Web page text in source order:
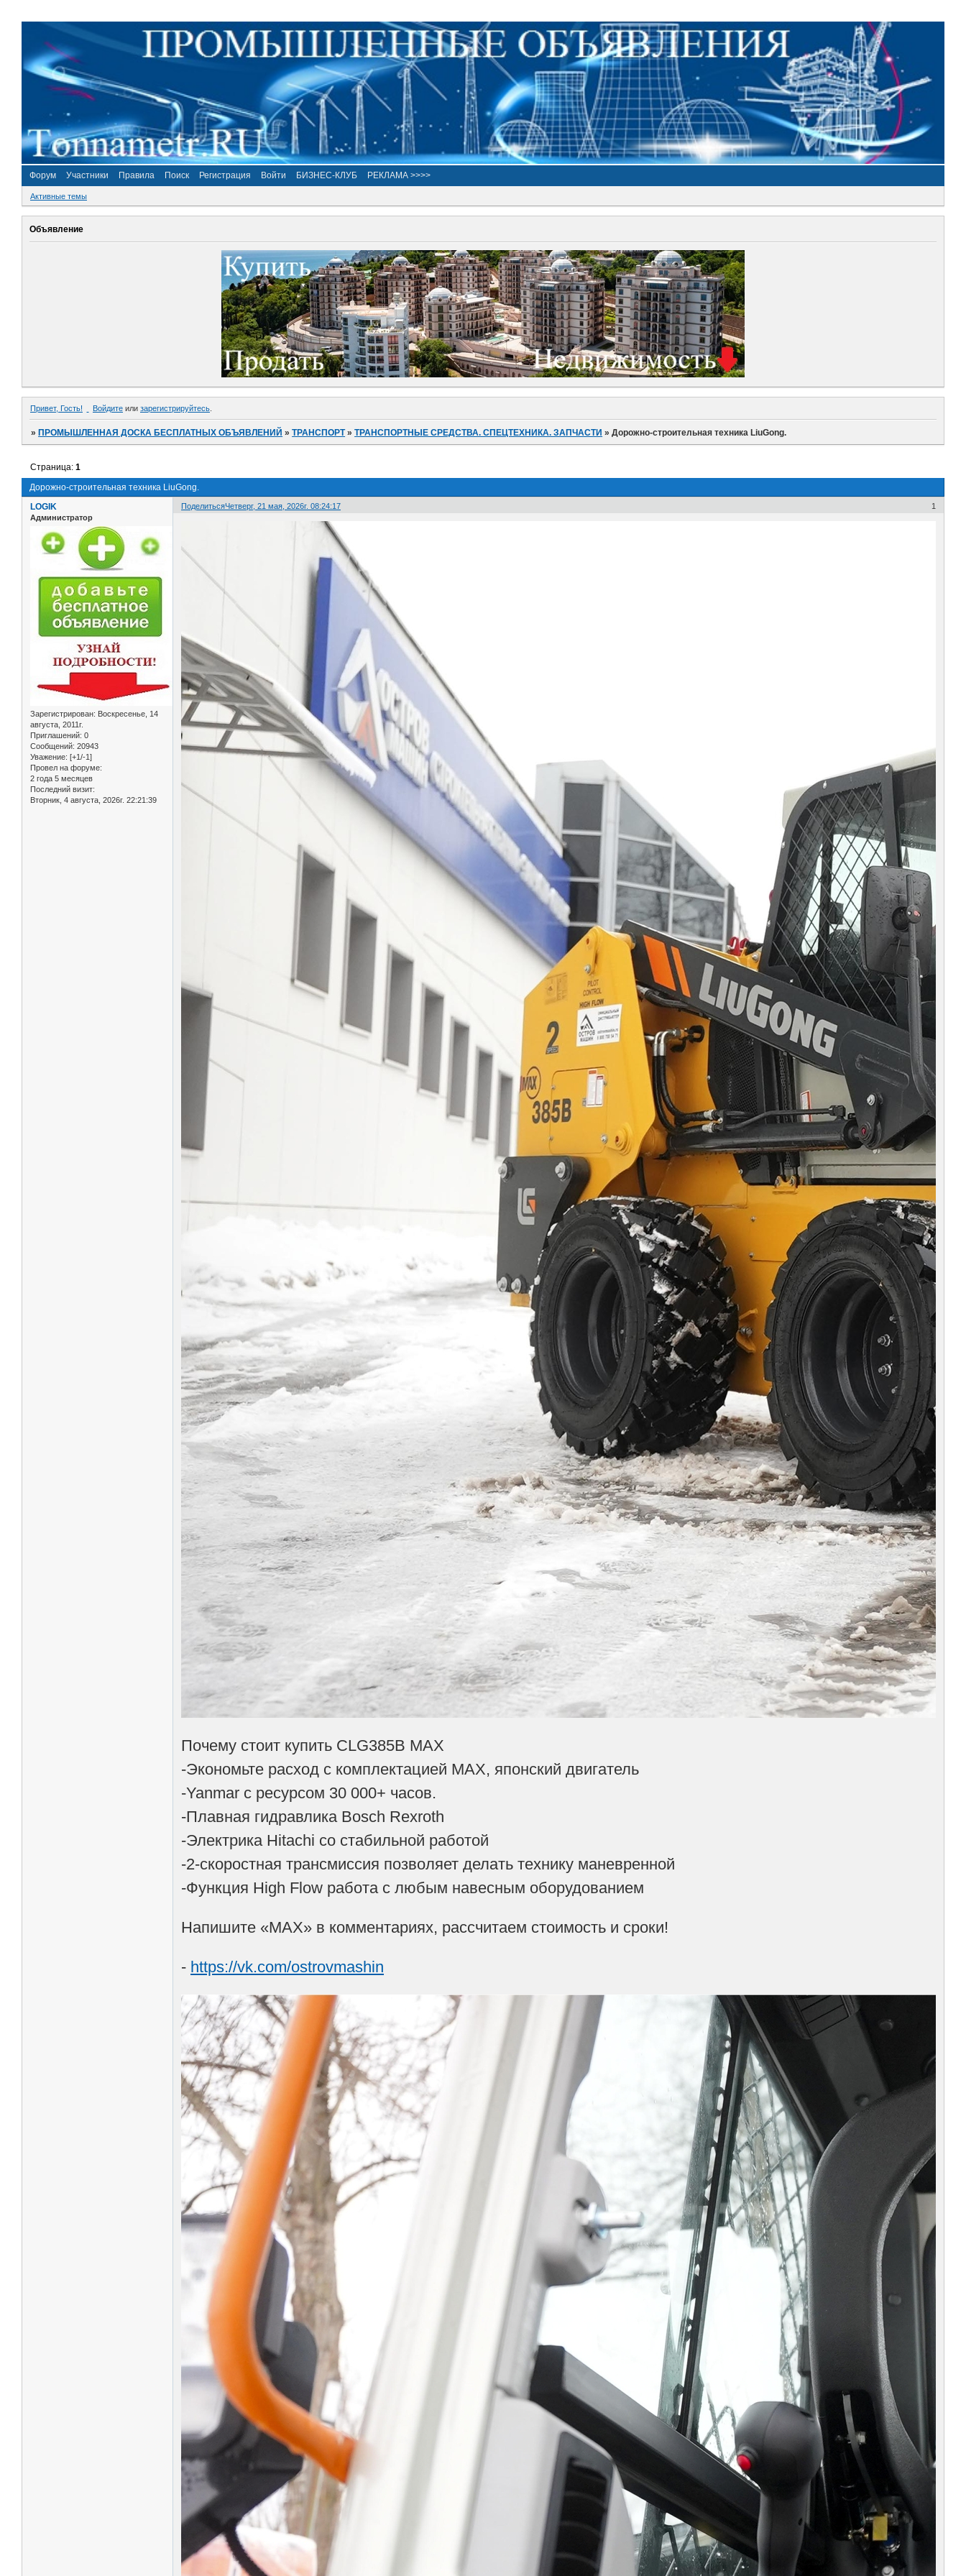
Форум Участники Правила Поиск Регистрация Войти БИЗНЕС-КЛУБ РЕКЛАМА >>>>
Активные темы
Объявление
Привет, Гость! Войдите или зарегистрируйтесь
»ПРОМЫШЛЕННАЯ ДОСКА БЕСПЛАТНЫХ ОБЪЯВЛЕНИЙ »ТРАНСПОРТ »ТРАНСПОРТНЫЕ СРЕДСТВА. СПЕЦТЕХНИКА. ЗАПЧАСТИ »Дорожно-строительная техника LiuGong.
Дорожно-строительная техника LiuGong.
Страница:1
Поделиться 1
Четверг, 21 мая, 2026г. 08:24:17
LOGIK
Администратор
Зарегистрирован: Воскресенье, 14
августа, 2011г.
Приглашений: 0
Сообщений: 20943
Уважение: [+1/-1]
Провел на форуме:
2 года 5 месяцев
Последний визит:
Вторник, 4 августа, 2026г. 22:21:39
Почему стоит купить CLG385B MAX
-Экономьте расход с комплектацией MAX, японский двигатель
-Yanmar с ресурсом 30 000+ часов.
-Плавная гидравлика Bosch Rexroth
-Электрика Hitachi со стабильной работой
-2-скоростная трансмиссия позволяет делать технику маневренной
-Функция High Flow работа с любым навесным оборудованием
Напишите «МАХ» в комментариях, рассчитаем стоимость и сроки!
- https://vk.com/ostrovmashin